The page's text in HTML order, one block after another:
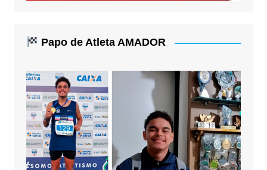
Papo de Atleta AMADOR